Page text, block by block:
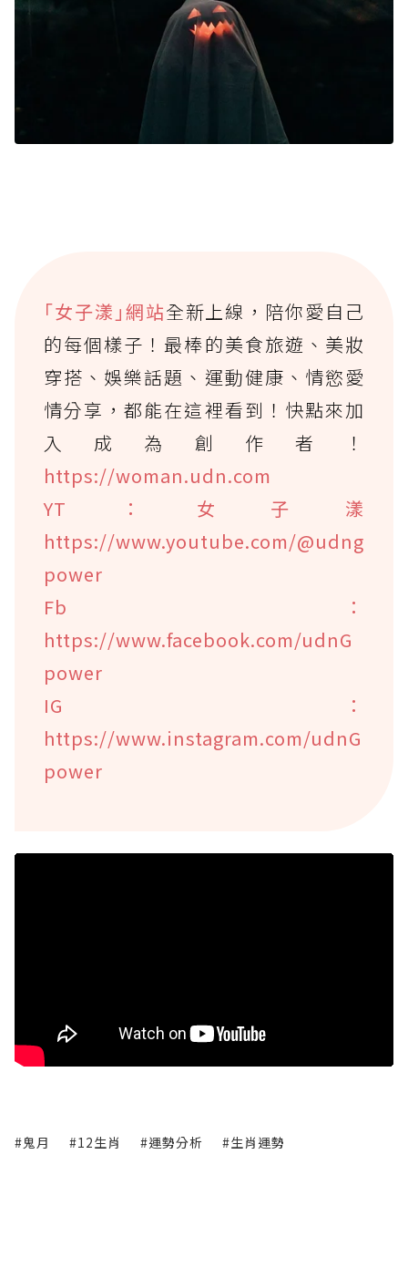
｢女子漾｣網站全新上線，陪你愛自己
的每個樣子！最棒的美食旅遊、美妝
穿搭、娛樂話題、運動健康、情慾愛
情分享，都能在這裡看到！快點來加
入成為創作者！
https://woman.udn.com
YT：女子漾
https://www.youtube.com/@udng
power
Fb：
https://www.facebook.com/udnG
power
IG：
https://www.instagram.com/udnG
power
#鬼月 #12生肖 #運勢分析 #生肖運勢